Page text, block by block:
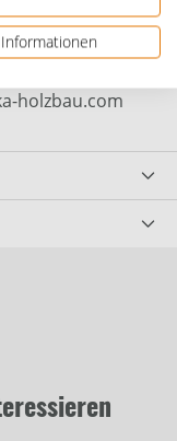
GmbH |
holzbau.com
Informationen